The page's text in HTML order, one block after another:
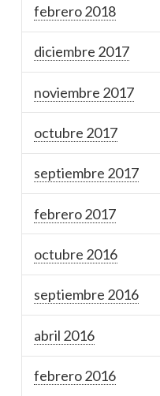
febrero 2018
diciembre 2017
noviembre 2017
octubre 2017
septiembre 2017
febrero 2017
octubre 2016
septiembre 2016
abril 2016
febrero 2016